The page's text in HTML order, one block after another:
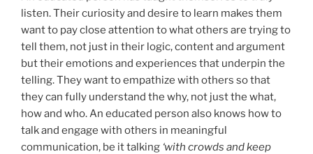
listen. Their curiosity and desire to learn makes them
want to pay close attention to what others are trying to
tell them, not just in their logic, content and argument
but their emotions and experiences that underpin the
telling. They want to empathize with others so that
they can fully understand the why, not just the what,
how and who. An educated person also knows how to
talk and engage with others in meaningful
communication, be it talking ‘with crowds and keep